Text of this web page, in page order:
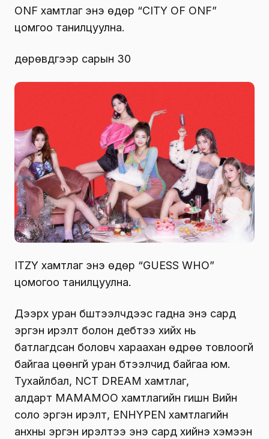
ONF хамтлаг энэ өдөр “CITY OF ONF”
цомгоо танилцуулна.
дөрөвдүгээр сарын 30
ITZY хамтлаг энэ өдөр “GUESS WHO”
цомогоо танилцуулна.
Дээрх уран бштээлчдээс гадна энэ сард
эргэн ирэлт болон дебүтээ хийх нь
батлагдсан боловч хараахан өдрөө товлоогүй
байгаа цөөнгүй уран бүтээлчид байгаа юм.
Тухайлбал, NCT DREAM хамтлаг,
алдарт MAMAMOO хамтлагийн гишүүн Вийн
соло эргэн ирэлт, ENHYPEN хамтлагийн
анхны эргэн ирэлтээ энэ сард хийнэ хэмээн